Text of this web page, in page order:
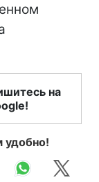
на
удобно!